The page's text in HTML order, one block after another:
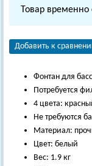
Товар временно
Добавить к
Фонтан для
Потребуется
4 цвета:
Не требуются
Материал:
Цвет: белый
Вес: 1.9 кг